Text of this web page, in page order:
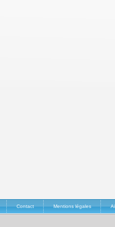
Contact Mentions légales